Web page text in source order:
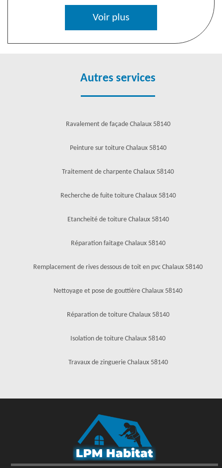
Voir plus
Autres services
Ravalement de façade Chalaux 58140
Peinture sur toiture Chalaux 58140
Traitement de charpente Chalaux 58140
Recherche de fuite toiture Chalaux 58140
Etancheité de toiture Chalaux 58140
Réparation faitage Chalaux 58140
Remplacement de rives dessous de toit en pvc Chalaux 58140
Nettoyage et pose de gouttière Chalaux 58140
Réparation de toiture Chalaux 58140
Isolation de toiture Chalaux 58140
Travaux de zinguerie Chalaux 58140